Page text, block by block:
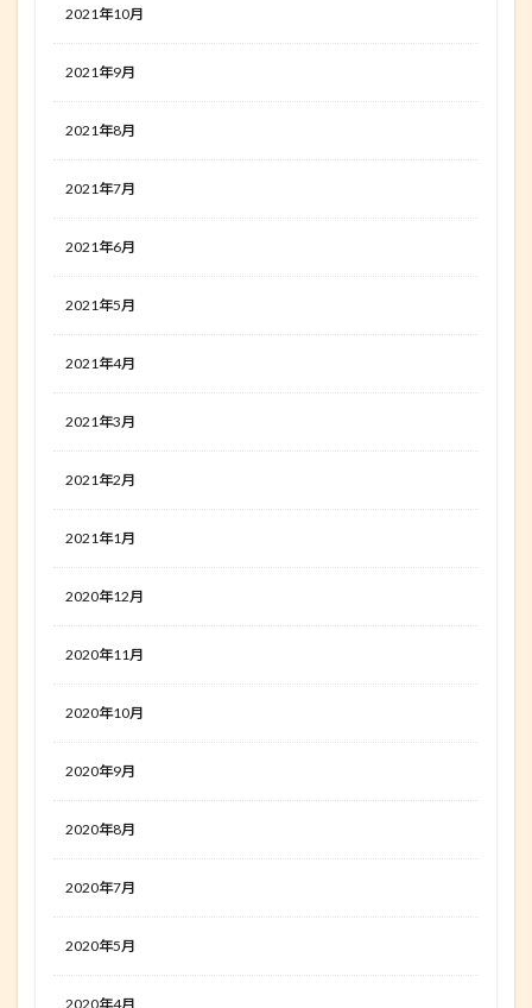
2021年10月
2021年9月
2021年8月
2021年7月
2021年6月
2021年5月
2021年4月
2021年3月
2021年2月
2021年1月
2020年12月
2020年11月
2020年10月
2020年9月
2020年8月
2020年7月
2020年5月
2020年4月